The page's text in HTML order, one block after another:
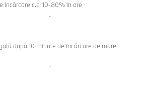
încărcare c.c. 10-80% în ore
-
după 10 minute de încărcare de mare
-